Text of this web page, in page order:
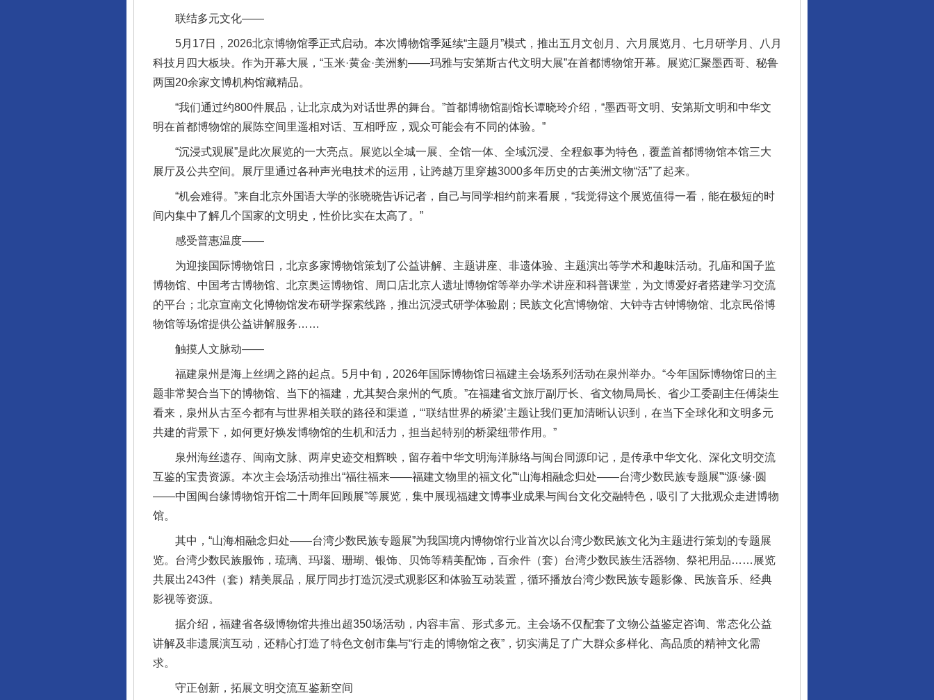
联结多元文化——
5月17日，2026北京博物馆季正式启动。本次博物馆季延续“主题月”模式，推出五月文创月、六月展览月、七月研学月、八月
科技月四大板块。作为开幕大展，“玉米·黄金·美洲豹——玛雅与安第斯古代文明大展”在首都博物馆开幕。展览汇聚墨西哥、秘鲁
两国20余家文博机构馆藏精品。
“我们通过约800件展品，让北京成为对话世界的舞台。”首都博物馆副馆长谭晓玲介绍，“墨西哥文明、安第斯文明和中华文
明在首都博物馆的展陈空间里遥相对话、互相呼应，观众可能会有不同的体验。”
“沉浸式观展”是此次展览的一大亮点。展览以全城一展、全馆一体、全域沉浸、全程叙事为特色，覆盖首都博物馆本馆三大
展厅及公共空间。展厅里通过各种声光电技术的运用，让跨越万里穿越3000多年历史的古美洲文物“活”了起来。
“机会难得。”来自北京外国语大学的张晓晓告诉记者，自己与同学相约前来看展，“我觉得这个展览值得一看，能在极短的时
间内集中了解几个国家的文明史，性价比实在太高了。”
感受普惠温度——
为迎接国际博物馆日，北京多家博物馆策划了公益讲解、主题讲座、非遗体验、主题演出等学术和趣味活动。孔庙和国子监
博物馆、中国考古博物馆、北京奥运博物馆、周口店北京人遗址博物馆等举办学术讲座和科普课堂，为文博爱好者搭建学习交流
的平台；北京宣南文化博物馆发布研学探索线路，推出沉浸式研学体验剧；民族文化宫博物馆、大钟寺古钟博物馆、北京民俗博
物馆等场馆提供公益讲解服务……
触摸人文脉动——
福建泉州是海上丝绸之路的起点。5月中旬，2026年国际博物馆日福建主会场系列活动在泉州举办。“今年国际博物馆日的主
题非常契合当下的博物馆、当下的福建，尤其契合泉州的气质。”在福建省文旅厅副厅长、省文物局局长、省少工委副主任傅柒生
看来，泉州从古至今都有与世界相关联的路径和渠道，“‘联结世界的桥梁’主题让我们更加清晰认识到，在当下全球化和文明多元
共建的背景下，如何更好焕发博物馆的生机和活力，担当起特别的桥梁纽带作用。”
泉州海丝遗存、闽南文脉、两岸史迹交相辉映，留存着中华文明海洋脉络与闽台同源印记，是传承中华文化、深化文明交流
互鉴的宝贵资源。本次主会场活动推出“福往福来——福建文物里的福文化”“山海相融念归处——台湾少数民族专题展”“源·缘·圆
——中国闽台缘博物馆开馆二十周年回顾展”等展览，集中展现福建文博事业成果与闽台文化交融特色，吸引了大批观众走进博物
馆。
其中，“山海相融念归处——台湾少数民族专题展”为我国境内博物馆行业首次以台湾少数民族文化为主题进行策划的专题展
览。台湾少数民族服饰，琉璃、玛瑙、珊瑚、银饰、贝饰等精美配饰，百余件（套）台湾少数民族生活器物、祭祀用品……展览
共展出243件（套）精美展品，展厅同步打造沉浸式观影区和体验互动装置，循环播放台湾少数民族专题影像、民族音乐、经典
影视等资源。
据介绍，福建省各级博物馆共推出超350场活动，内容丰富、形式多元。主会场不仅配套了文物公益鉴定咨询、常态化公益
讲解及非遗展演互动，还精心打造了特色文创市集与“行走的博物馆之夜”，切实满足了广大群众多样化、高品质的精神文化需
求。
守正创新，拓展文明交流互鉴新空间